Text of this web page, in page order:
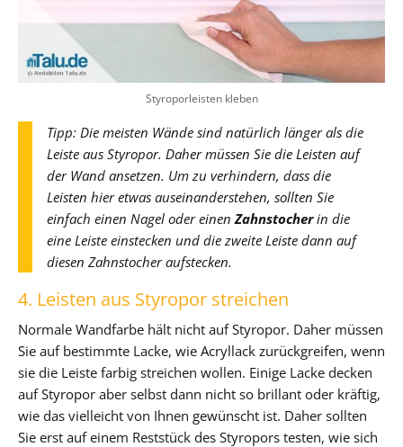
Styroporleisten kleben
Tipp: Die meisten Wände sind natürlich länger als die
Leiste aus Styropor. Daher müssen Sie die Leisten auf
der Wand ansetzen. Um zu verhindern, dass die
Leisten hier etwas auseinanderstehen, sollten Sie
einfach einen Nagel oder einenZahnstocherin die
eine Leiste einstecken und die zweite Leiste dann auf
diesen Zahnstocher aufstecken.
4. Leisten aus Styropor streichen
Normale Wandfarbe hält nicht auf Styropor. Daher müssen
Sie auf bestimmte Lacke, wie Acryllack zurückgreifen, wenn
sie die Leiste farbig streichen wollen. Einige Lacke decken
auf Styropor aber selbst dann nicht so brillant oder kräftig,
wie das vielleicht von Ihnen gewünscht ist. Daher sollten
Sie erst auf einem Reststück des Styropors testen, wie sich